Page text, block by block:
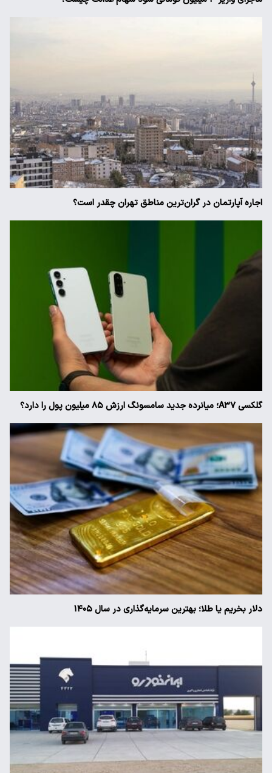
اجاره آپارتمان در گران‌ترین مناطق تهران چقدر است؟
گلکسی A۳۷؛ میانرده جدید سامسونگ ارزش ۸۵ میلیون پول را دارد؟
دلار بخریم یا طلا؛ بهترین سرمایه‌گذاری در سال ۱۴۰۵